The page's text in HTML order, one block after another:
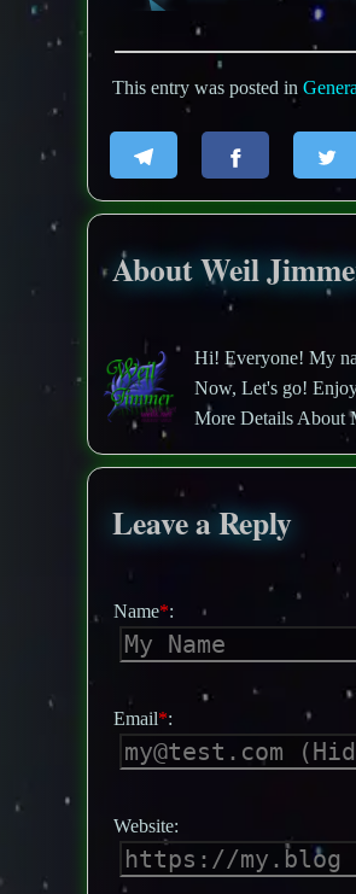
This entry was posted in
About Weil
Hi! Everyone! My
Now, Let's go!
More Details About
Leave a Reply
Name*:
Email*:
Website: